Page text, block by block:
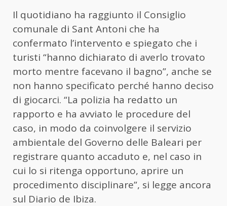
Il quotidiano ha raggiunto il Consiglio
comunale di Sant Antoni che ha
confermato l’intervento e spiegato che i
turisti “hanno dichiarato di averlo trovato
morto mentre facevano il bagno”, anche se
non hanno specificato perché hanno deciso
di giocarci. “La polizia ha redatto un
rapporto e ha avviato le procedure del
caso, in modo da coinvolgere il servizio
ambientale del Governo delle Baleari per
registrare quanto accaduto e, nel caso in
cui lo si ritenga opportuno, aprire un
procedimento disciplinare”, si legge ancora
sul Diario de Ibiza.